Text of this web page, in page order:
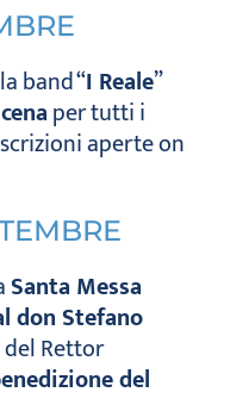
band “I Reale”
per tutti i
aperte on
Santa Messa
don Stefano
del Rettor
del